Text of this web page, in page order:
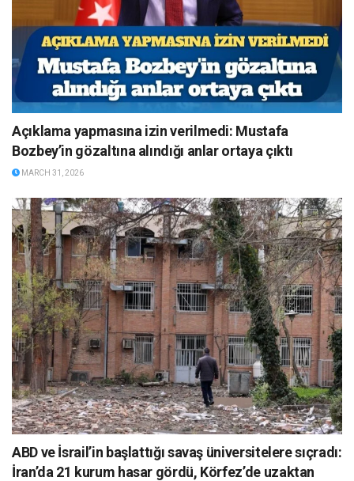
Açıklama yapmasına izin verilmedi: Mustafa
Bozbey’in gözaltına alındığı anlar ortaya çıktı
MARCH 31, 2026
ABD ve İsrail’in başlattığı savaş üniversitelere sıçradı:
İran’da 21 kurum hasar gördü, Körfez’de uzaktan